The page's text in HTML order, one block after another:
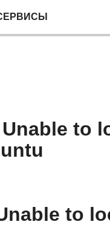
to
to